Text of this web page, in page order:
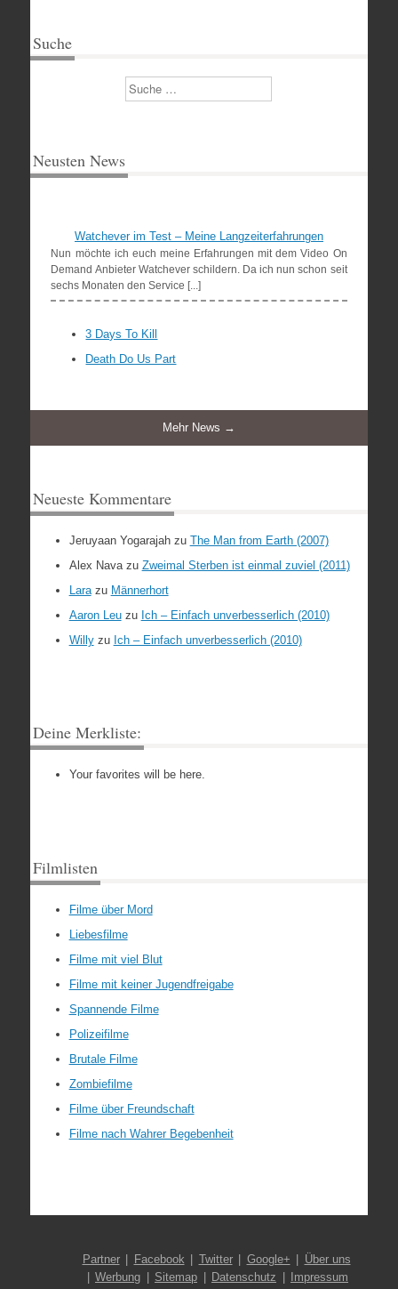
Suche
Suchen
Neusten News
Watchever im Test – Meine Langzeiterfahrungen
Nun möchte ich euch meine Erfahrungen mit dem Video On
Demand Anbieter Watchever schildern. Da ich nun schon seit
sechs Monaten den Service [...]
3 Days To Kill
Death Do Us Part
Mehr News →
Neueste Kommentare
Jeruyaan Yogarajahzu The Man from Earth (2007)
Alex Navazu Zweimal Sterben ist einmal zuviel (2011)
Larazu Männerhort
Aaron Leuzu Ich – Einfach unverbesserlich (2010)
Willyzu Ich – Einfach unverbesserlich (2010)
Deine Merkliste:
Your favorites will be here.
Filmlisten
Filme über Mord
Liebesfilme
Filme mit viel Blut
Filme mit keiner Jugendfreigabe
Spannende Filme
Polizeifilme
Brutale Filme
Zombiefilme
Filme über Freundschaft
Filme nach Wahrer Begebenheit
Partner Facebook Twitter Google+
Über uns
Werbung
Sitemap Datenschutz Impressum